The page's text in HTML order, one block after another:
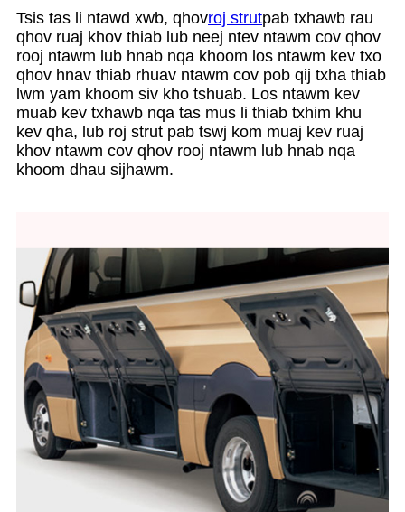
Tsis tas li ntawd xwb, qhovroj strutpab txhawb rau
qhov ruaj khov thiab lub neej ntev ntawm cov qhov
rooj ntawm lub hnab nqa khoom los ntawm kev txo
qhov hnav thiab rhuav ntawm cov pob qij txha thiab
lwm yam khoom siv kho tshuab. Los ntawm kev
muab kev txhawb nqa tas mus li thiab txhim khu
kev qha, lub roj strut pab tswj kom muaj kev ruaj
khov ntawm cov qhov rooj ntawm lub hnab nqa
khoom dhau sijhawm.